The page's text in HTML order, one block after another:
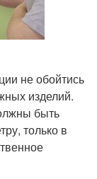
не обойтись
изделий.
быть
только в